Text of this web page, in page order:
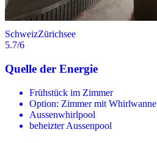
SchweizZürichsee
5.7/6
Quelle der Energie
Frühstück im Zimmer
Option: Zimmer mit Whirlwanne
Aussenwhirlpool
beheizter Aussenpool